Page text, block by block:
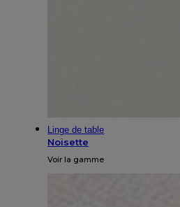
Linge de table
Noisette
Voir la gamme